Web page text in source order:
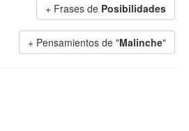
+ Frases de Posibilidades
+ Pensamientos de "Malinche"